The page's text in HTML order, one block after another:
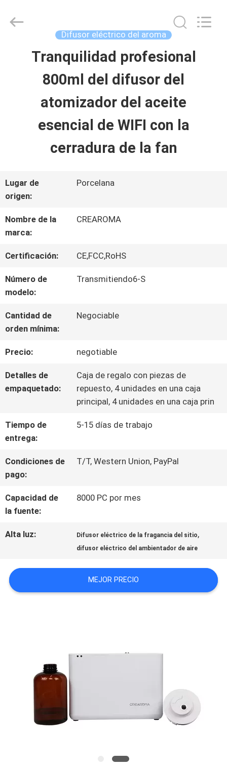
HOGAR
PRODUCTOS
VIDEOS
SHOW
SOBRE
NOSOTROS
VIAJE
DE
LA
FÁBRICA
CONTROL
DE
CALIDAD
ÉNTRENOS
EN
CONTACTO
NOTICIAS
MAPA
Water
Meter
Difusor eléctrico del aroma
Tranquilidad profesional
800ml del difusor del
atomizador del aceite
esencial de WIFI con la
cerradura de la fan
Lugar de
origen:
Porcelana
Nombre de la
marca:
CREAROMA
Certificación: CE,FCC,RoHS
Número de
modelo:
Transmitiendo6-S
Cantidad de
orden mínima:
Negociable
Precio: negotiable
Detalles de
empaquetado:
Caja de regalo con piezas de
repuesto, 4 unidades en una caja
principal, 4 unidades en una caja prin
Tiempo de
entrega:
5-15 días de trabajo
Condiciones de
pago:
T/T, Western Union, PayPal
Capacidad de
la fuente:
8000 PC por mes
Alta luz: Difusor eléctrico de la fragancia del sitio,
difusor eléctrico del ambientador de aire
MEJOR PRECIO